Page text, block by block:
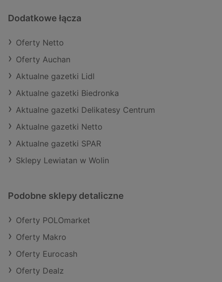
Dodatkowe łącza
Oferty Netto
Oferty Auchan
Aktualne gazetki Lidl
Aktualne gazetki Biedronka
Aktualne gazetki Delikatesy Centrum
Aktualne gazetki Netto
Aktualne gazetki SPAR
Sklepy Lewiatan w Wolin
Podobne sklepy detaliczne
Oferty POLOmarket
Oferty Makro
Oferty Eurocash
Oferty Dealz